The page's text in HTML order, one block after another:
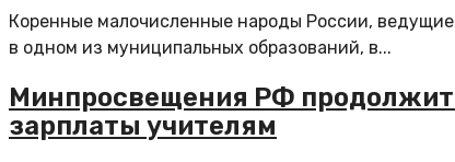
Коренные малочисленные народы России,
в одном из муниципальных образований, в...
Минпросвещения РФ
зарплаты учителям